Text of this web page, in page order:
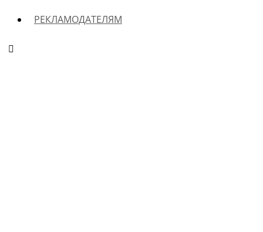
РЕКЛАМОДАТЕЛЯМ